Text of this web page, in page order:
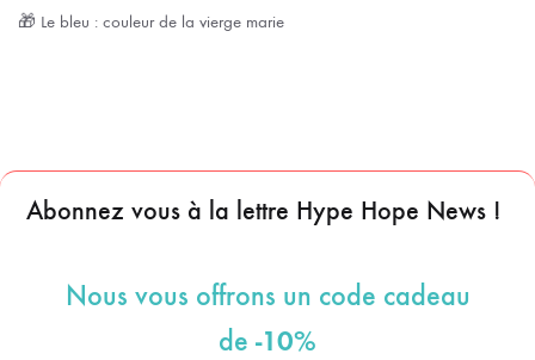
🎁 Le bleu : couleur de la vierge marie
Abonnez vous à la lettre Hype Hope News !
Nous vous offrons un code cadeau
de -10%